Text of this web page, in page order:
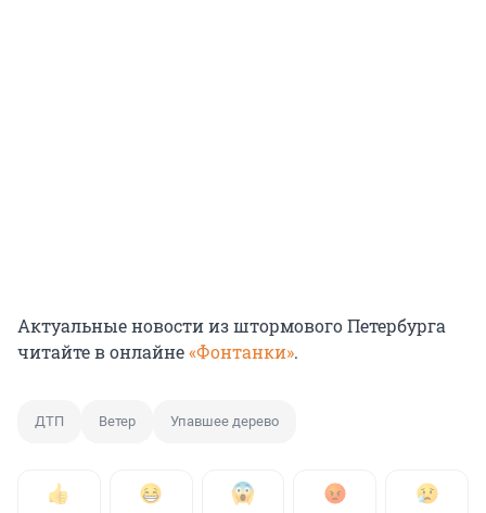
Актуальные новости из штормового Петербурга
читайте в онлайне«Фонтанки».
ДТП Ветер Упавшее дерево